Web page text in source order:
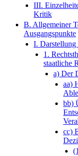
III.
Kritik
B. Allgemeiner
Ausgangspunkte
I. Darstellung
1.
staatliche
a) Der
aa)
bb)
cc)